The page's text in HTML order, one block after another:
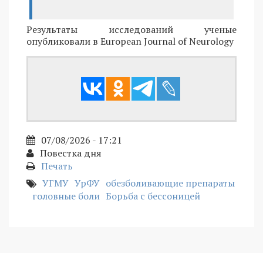
Результаты исследований ученые
опубликовали в European Journal of Neurology
07/08/2026 - 17:21
Повестка дня
Печать
УГМУ УрФУ обезболивающие препараты
головные боли Борьба с бессоницей